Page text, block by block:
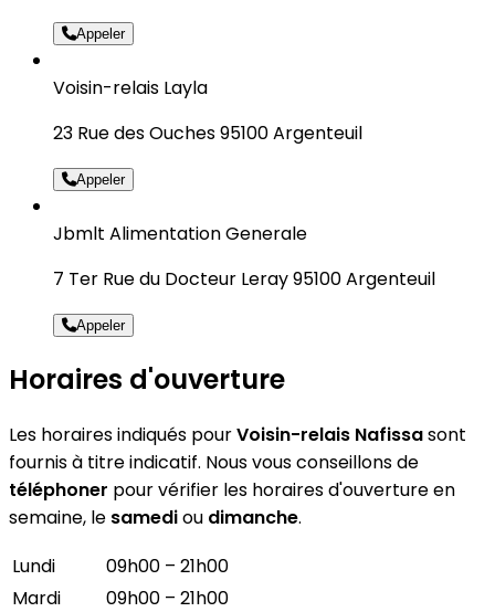
Appeler
Voisin-relais Layla
23 Rue des Ouches 95100 Argenteuil
Appeler
Jbmlt Alimentation Generale
7 Ter Rue du Docteur Leray 95100 Argenteuil
Appeler
Horaires d'ouverture
Les horaires indiqués pourVoisin-relais Nafissasont
fournis à titre indicatif. Nous vous conseillons de
téléphoner pour vérifier les horaires d'ouverture en
semaine, le samediou dimanche.
Lundi
09h00 – 21h00
Mardi
09h00 – 21h00